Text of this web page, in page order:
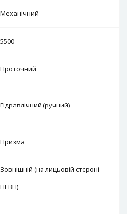
Механічний
5500
Проточний
Гідравлічний (ручний)
Призма
Зовнішній (на лицьовій стороні
ПЕВН)